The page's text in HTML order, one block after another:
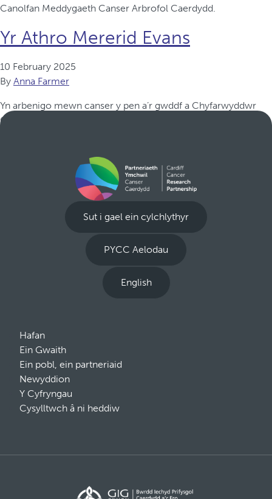
Canolfan Meddygaeth Canser Arbrofol Caerdydd.
Yr Athro Mererid Evans
10 February 2025
By Anna Farmer
Yn arbenigo mewn canser y pen a’r gwddf a Chyfarwyddwr
Canolfan Ymchwil Canser Cymru.
Sut i gael ein cylchlythyr
PYCC Aelodau
English
Hafan
Ein Gwaith
Ein pobl, ein partneriaid
Newyddion
Y Cyfryngau
Cysylltwch â ni heddiw